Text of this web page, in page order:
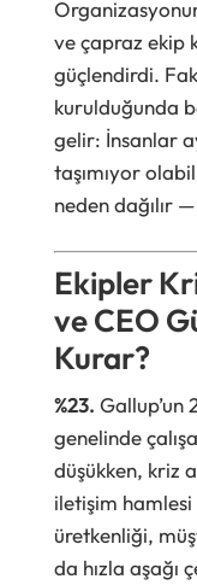
ve çapraz ekip
güçlendirdi.
kurulduğunda
gelir: İnsanlar
taşımıyor
neden dağılır
Ekipler
ve CEO
Kurar?
%23. Gallup’un
genelinde
düşükken, kriz
iletişim
üretkenliği,
da hızla aşağı